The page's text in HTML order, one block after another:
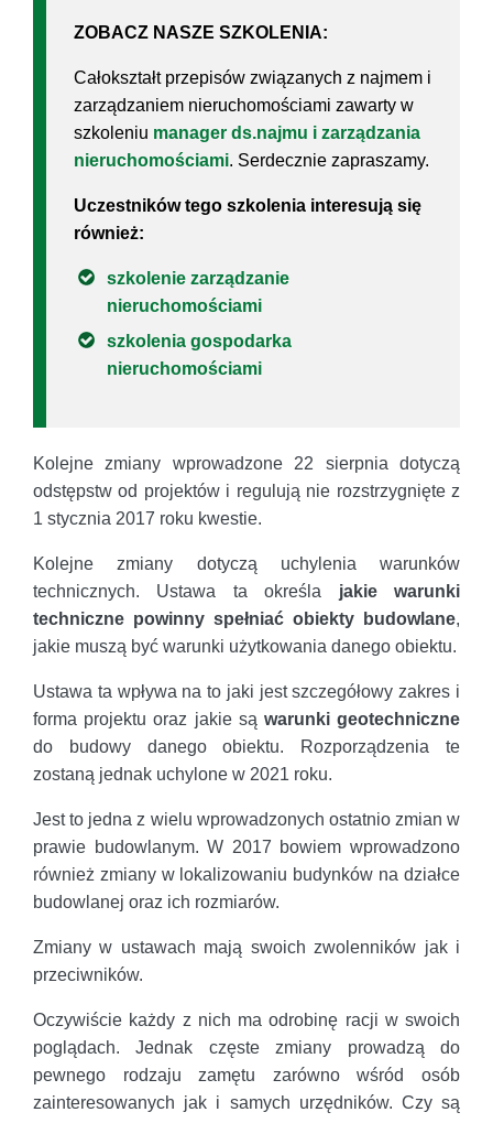
ZOBACZ NASZE SZKOLENIA:
Całokształt przepisów związanych z najmem i
zarządzaniem nieruchomościami zawarty w
szkoleniu manager ds.najmu i zarządzania
nieruchomościami. Serdecznie zapraszamy.
Uczestników tego szkolenia interesują się
również:
szkolenie zarządzanie
nieruchomościami
szkolenia gospodarka
nieruchomościami
Kolejne zmiany wprowadzone 22 sierpnia dotyczą
odstępstw od projektów i regulują nie rozstrzygnięte z
1 stycznia 2017 roku kwestie.
Kolejne zmiany dotyczą uchylenia warunków
technicznych. Ustawa ta określa jakie warunki
techniczne powinny spełniać obiekty budowlane,
jakie muszą być warunki użytkowania danego obiektu.
Ustawa ta wpływa na to jaki jest szczegółowy zakres i
forma projektu oraz jakie są warunki geotechniczne
do budowy danego obiektu. Rozporządzenia te
zostaną jednak uchylone w 2021 roku.
Jest to jedna z wielu wprowadzonych ostatnio zmian w
prawie budowlanym. W 2017 bowiem wprowadzono
również zmiany w lokalizowaniu budynków na działce
budowlanej oraz ich rozmiarów.
Zmiany w ustawach mają swoich zwolenników jak i
przeciwników.
Oczywiście każdy z nich ma odrobinę racji w swoich
poglądach. Jednak częste zmiany prowadzą do
pewnego rodzaju zamętu zarówno wśród osób
zainteresowanych jak i samych urzędników. Czy są